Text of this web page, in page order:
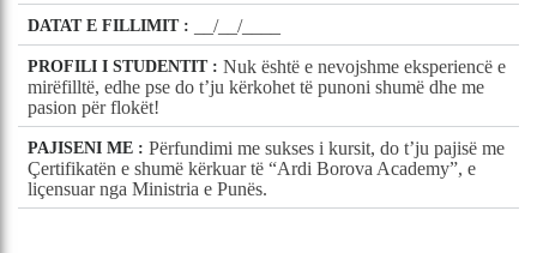
DATAT E FILLIMIT : __/__/____
PROFILI I STUDENTIT : Nuk është e nevojshme eksperiencë e
mirëfilltë, edhe pse do t’ju kërkohet të punoni shumë dhe me
pasion për flokët!
PAJISENI ME : Përfundimi me sukses i kursit, do t’ju pajisë me
Çertifikatën e shumë kërkuar të “Ardi Borova Academy”, e
liçensuar nga Ministria e Punës.